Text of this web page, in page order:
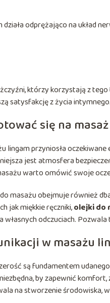
działa odprężająco na układ
którzy korzystają z
satysfakcję z życia intymnego.
się na
lingam przyniosła
jest atmosfera
warto omówić swoje
masażu obejmuje również
jak miękkie ręczniki,olejki do
własnych odczuciach.
w masażu
są fundamentem
by zapewnić
na stworzenie środowiska,